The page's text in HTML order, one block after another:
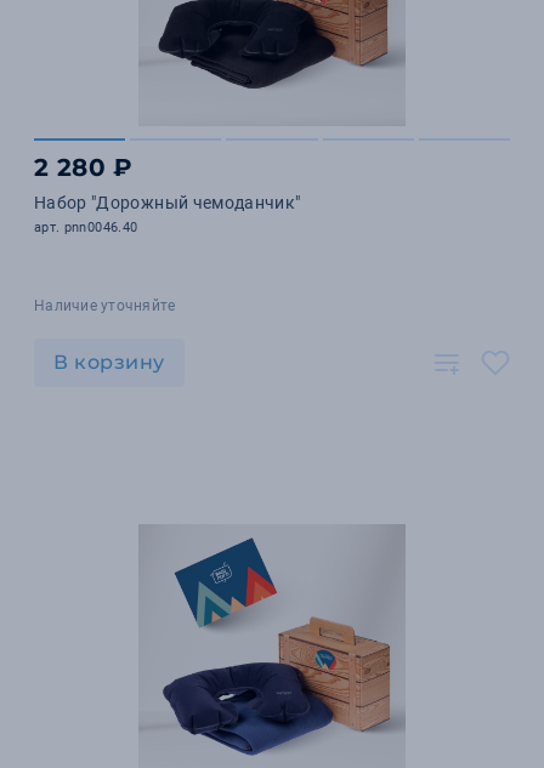
2 280 ₽
Набор "Дорожный чемоданчик"
арт. pnn0046.40
Наличие уточняйте
В корзину